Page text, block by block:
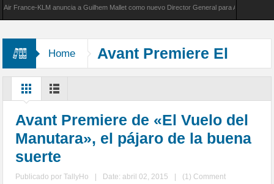
KLM anuncia a Guilhem Mallet como nuevo Director General para América Latina
Home
Avant Premiere El
Vuelo del Manutara
Avant Premiere de «El Vuelo del
Manutara», el pájaro de la buena
suerte
Publicado porTallyHo Date: abril 02, 2015
(1) Comment